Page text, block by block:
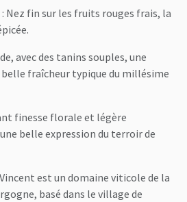
: Nez fin sur les fruits rouges frais, la
avec des tanins souples, une
fraîcheur typique du millésime
finesse florale et légère
belle expression du terroir de
est un domaine viticole de la
basé dans le village de